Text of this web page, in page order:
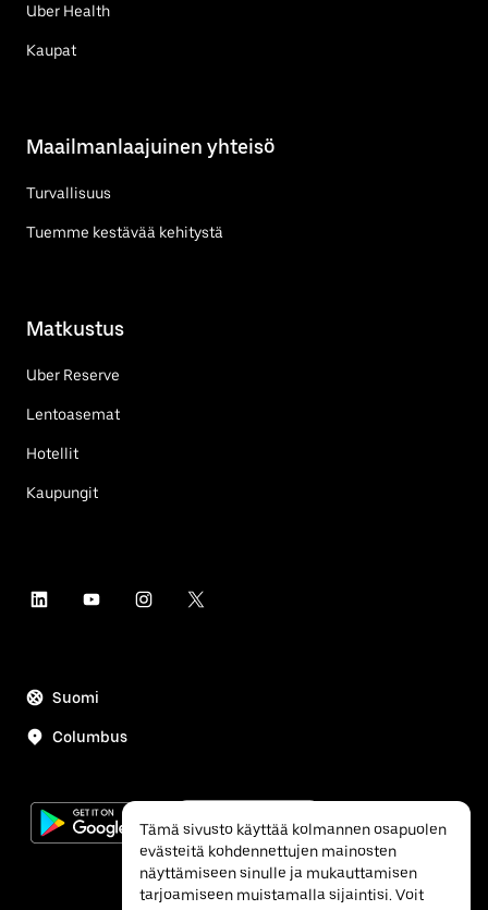
Uber Health
Kaupat
Maailmanlaajuinen yhteisö
Turvallisuus
Tuemme kestävää kehitystä
Matkustus
Uber Reserve
Lentoasemat
Hotellit
Kaupungit
Suomi
Columbus
Tämä sivusto käyttää kolmannen osapuolen
evästeitä kohdennettujen mainosten
näyttämiseen sinulle ja mukauttamisen
tarjoamiseen muistamalla sijaintisi. Voit